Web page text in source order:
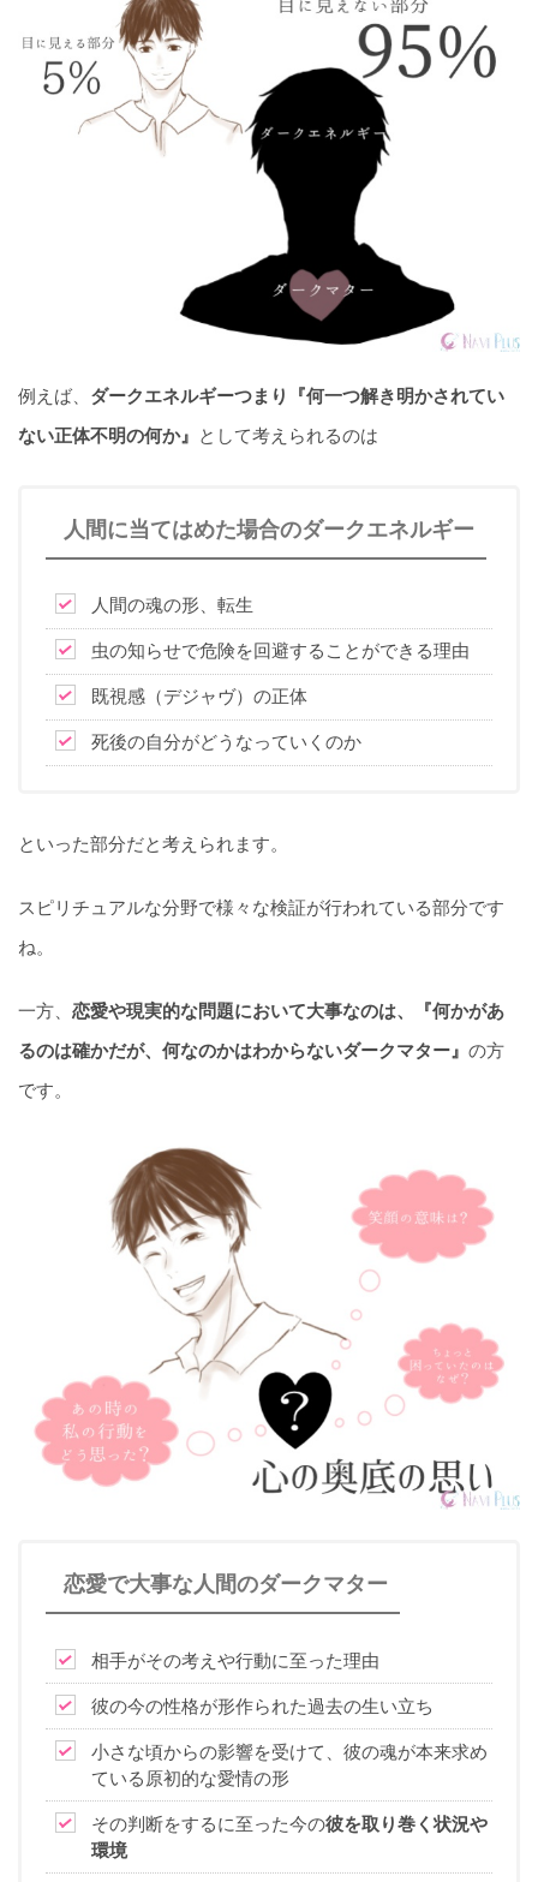
例えば、 ダークエネルギーつまり『何一つ解き明かされてい
ない正体不明の何か』 として考えられるのは
人間に当てはめた場合のダークエネルギー
人間の魂の形、転生
虫の知らせで危険を回避することができる理由
既視感（デジャヴ）の正体
死後の自分がどうなっていくのか
といった部分だと考えられます。
スピリチュアルな分野で様々な検証が行われている部分です
ね。
一方、 恋愛や現実的な問題において大事なのは、『何かがあ
るのは確かだが、何なのかはわからないダークマター』 の方
です。
恋愛で大事な人間のダークマター
相手がその考えや行動に至った理由
彼の今の性格が形作られた過去の生い立ち
小さな頃からの影響を受けて、彼の魂が本来求め
ている原初的な愛情の形
その判断をするに至った今の彼を取り巻く状況や
環境